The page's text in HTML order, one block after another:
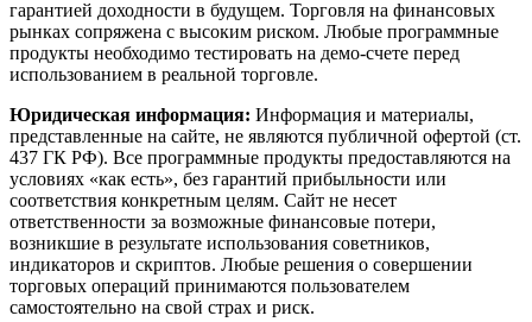
гарантией доходности в будущем. Торговля на финансовых
рынках сопряжена с высоким риском. Любые программные
продукты необходимо тестировать на демо-счете перед
использованием в реальной торговле.
Юридическая информация: Информация и материалы,
представленные на сайте, не являются публичной офертой (ст.
437 ГК РФ). Все программные продукты предоставляются на
условиях «как есть», без гарантий прибыльности или
соответствия конкретным целям. Сайт не несет
ответственности за возможные финансовые потери,
возникшие в результате использования советников,
индикаторов и скриптов. Любые решения о совершении
торговых операций принимаются пользователем
самостоятельно на свой страх и риск.